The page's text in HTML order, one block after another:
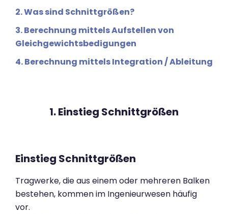
2. Was sind Schnittgrößen?
3. Berechnung mittels Aufstellen von
Gleichgewichtsbedigungen
4. Berechnung mittels Integration / Ableitung
1. Einstieg Schnittgrößen
Einstieg Schnittgrößen
Tragwerke, die aus einem oder mehreren Balken
bestehen, kommen im Ingenieurwesen häufig
vor.